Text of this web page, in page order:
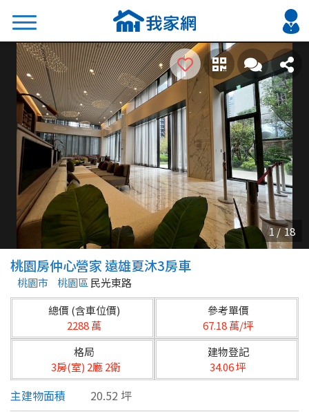
搜尋
熱門關鍵字
2026 台北降價好屋限量釋出
2026 新北降價好屋限量釋出
2026 台中降價好屋限量釋出
2026 台南降價好屋限量釋出
2026 高雄降價好屋限量釋出
縣市
不限
台北市
基隆市
新北市
宜蘭縣
區域
桃園房仲心營家 遠雄夏沐3房車
桃園市 桃園區 民光東路
總價 (含車位價)
2288 萬
參考單價
67.18 萬/坪
格局
3房(室) 2廳 2衛
建物登記
34.06 坪
主建物面積
20.52 坪